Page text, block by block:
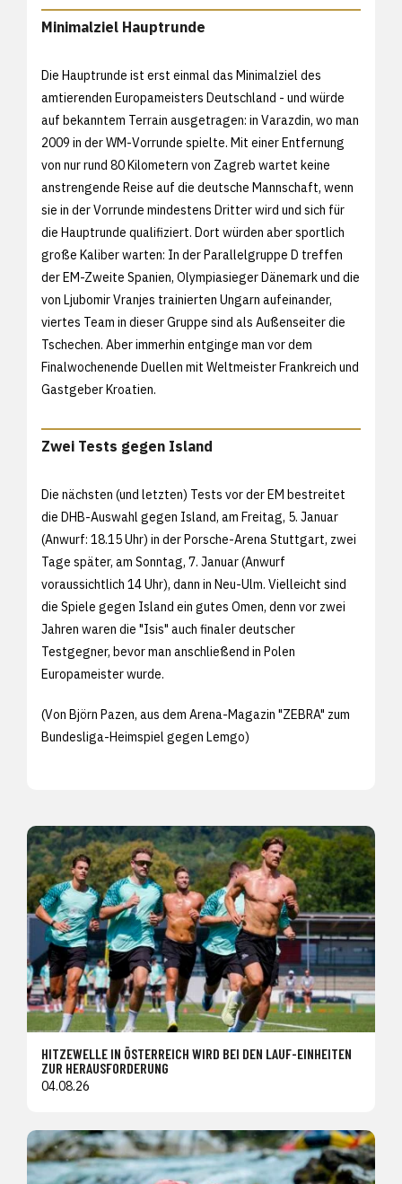
Minimalziel Hauptrunde
Die Hauptrunde ist erst einmal das Minimalziel des
amtierenden Europameisters Deutschland - und würde
auf bekanntem Terrain ausgetragen: in Varazdin, wo man
2009 in der WM-Vorrunde spielte. Mit einer Entfernung
von nur rund 80 Kilometern von Zagreb wartet keine
anstrengende Reise auf die deutsche Mannschaft, wenn
sie in der Vorrunde mindestens Dritter wird und sich für
die Hauptrunde qualifiziert. Dort würden aber sportlich
große Kaliber warten: In der Parallelgruppe D treffen
der EM-Zweite Spanien, Olympiasieger Dänemark und die
von Ljubomir Vranjes trainierten Ungarn aufeinander,
viertes Team in dieser Gruppe sind als Außenseiter die
Tschechen. Aber immerhin entginge man vor dem
Finalwochenende Duellen mit Weltmeister Frankreich und
Gastgeber Kroatien.
Zwei Tests gegen Island
Die nächsten (und letzten) Tests vor der EM bestreitet
die DHB-Auswahl gegen Island, am Freitag, 5. Januar
(Anwurf: 18.15 Uhr) in der Porsche-Arena Stuttgart, zwei
Tage später, am Sonntag, 7. Januar (Anwurf
voraussichtlich 14 Uhr), dann in Neu-Ulm. Vielleicht sind
die Spiele gegen Island ein gutes Omen, denn vor zwei
Jahren waren die "Isis" auch finaler deutscher
Testgegner, bevor man anschließend in Polen
Europameister wurde.
(Von Björn Pazen, aus dem Arena-Magazin "ZEBRA" zum
Bundesliga-Heimspiel gegen Lemgo)
HITZEWELLE IN ÖSTERREICH WIRD BEI DEN LAUF-EINHEITEN
ZUR HERAUSFORDERUNG
04.08.26